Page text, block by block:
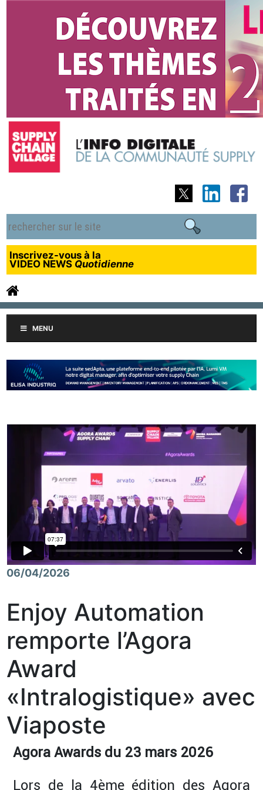
Inscrivez-vous à la
VIDEO NEWS Quotidienne
MENU
06/04/2026
Enjoy Automation
remporte l’Agora
Award
«Intralogistique» avec
Viaposte
Agora Awards du 23 mars 2026
Lors de la 4ème édition des Agora